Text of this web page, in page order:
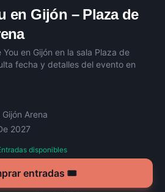
en Gijón – Plaza de
You en Gijón en la sala Plaza de
fecha y detalles del evento en
Arena
2027
disponibles
entradas 🎟️